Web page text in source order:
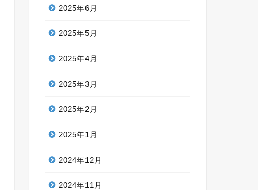
2025年6月
2025年5月
2025年4月
2025年3月
2025年2月
2025年1月
2024年12月
2024年11月